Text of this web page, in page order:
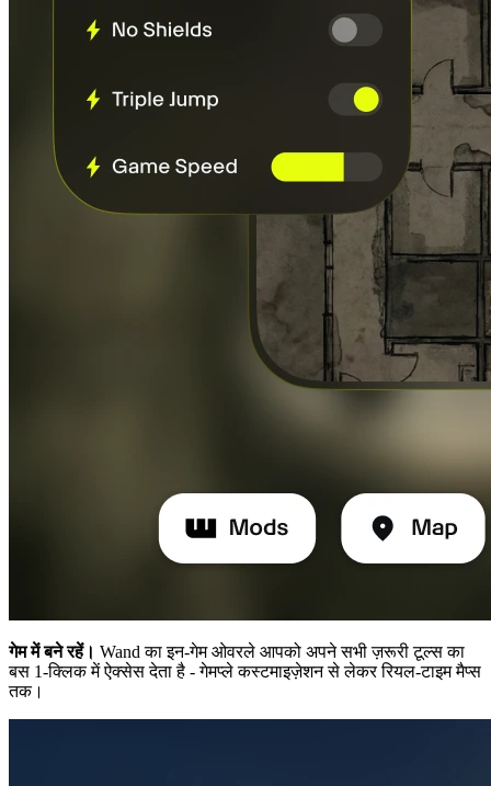
गेम में बने रहें। Wand का इन-गेम ओवरले आपको अपने सभी ज़रूरी टूल्स का
बस 1-क्लिक में ऐक्सेस देता है - गेमप्ले कस्टमाइज़ेशन से लेकर रियल-टाइम मैप्स
तक।